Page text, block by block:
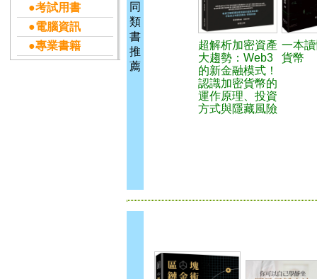
●考試用書
●電腦資訊
●專業書籍
同
類
書
推
薦
超解析加密資產
大趨勢：Web3
的新金融模式！
認識加密貨幣的
運作原理、投資
方式與隱藏風險
一本
貨幣